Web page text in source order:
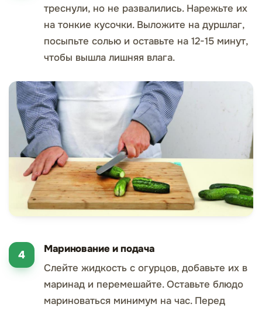
треснули, но не развалились. Нарежьте их
на тонкие кусочки. Выложите на дуршлаг,
посыпьте солью и оставьте на 12-15 минут,
чтобы вышла лишняя влага.
Маринование и подача
Слейте жидкость с огурцов, добавьте их в
маринад и перемешайте. Оставьте блюдо
мариноваться минимум на час. Перед